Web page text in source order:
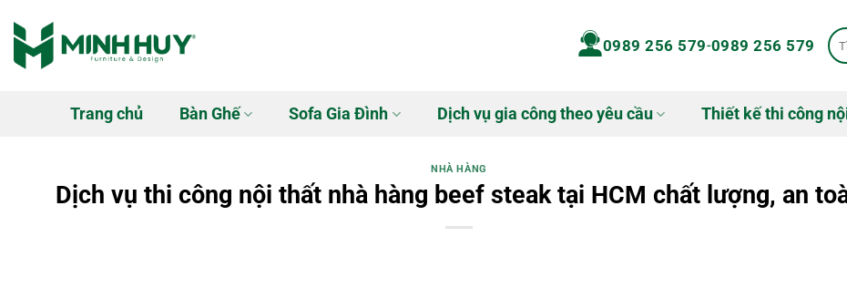
qua
nội
0989 256 579-0989 256 579
Tìm
Trang chủ Bàn Ghế Sofa Gia Đình Dịch vụ gia công theo yêu cầu Thiết kế thi công
NHÀ HÀNG
Dịch vụ thi công nội thất nhà hàng beef steak tại HCM chất lượng, an